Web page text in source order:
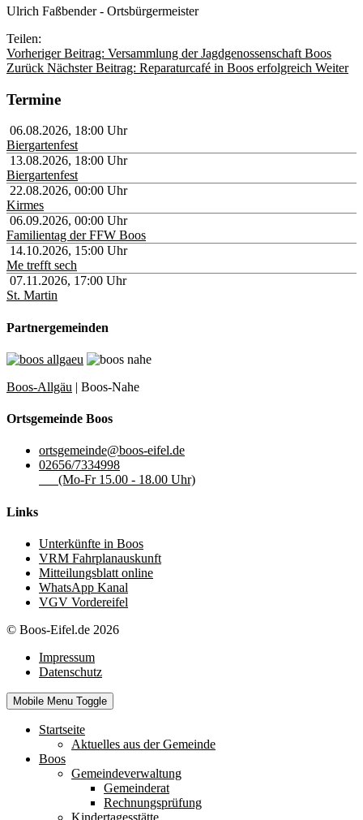
Ulrich Faßbender - Ortsbürgermeister
Teilen:
Vorheriger Beitrag: Versammlung der Jagdgenossenschaft Boos
Zurück Nächster Beitrag: Reparaturcafé in Boos erfolgreich Weiter
Termine
06.08.2026, 18:00 Uhr
Biergartenfest
13.08.2026, 18:00 Uhr
Biergartenfest
22.08.2026, 00:00 Uhr
Kirmes
06.09.2026, 00:00 Uhr
Familientag der FFW Boos
14.10.2026, 15:00 Uhr
Me trefft sech
07.11.2026, 17:00 Uhr
St. Martin
Partnergemeinden
Boos-Allgäu | Boos-Nahe
Ortsgemeinde Boos
ortsgemeinde@boos-eifel.de
02656/7334998
(Mo-Fr 15.00 - 18.00 Uhr)
Links
Unterkünfte in Boos
VRM Fahrplanauskunft
Mitteilungsblatt online
WhatsApp Kanal
VGV Vordereifel
© Boos-Eifel.de 2026
Impressum
Datenschutz
Mobile Menu Toggle
Startseite
Aktuelles aus der Gemeinde
Boos
Gemeindeverwaltung
Gemeinderat
Rechnungsprüfung
Kindertagesstätte